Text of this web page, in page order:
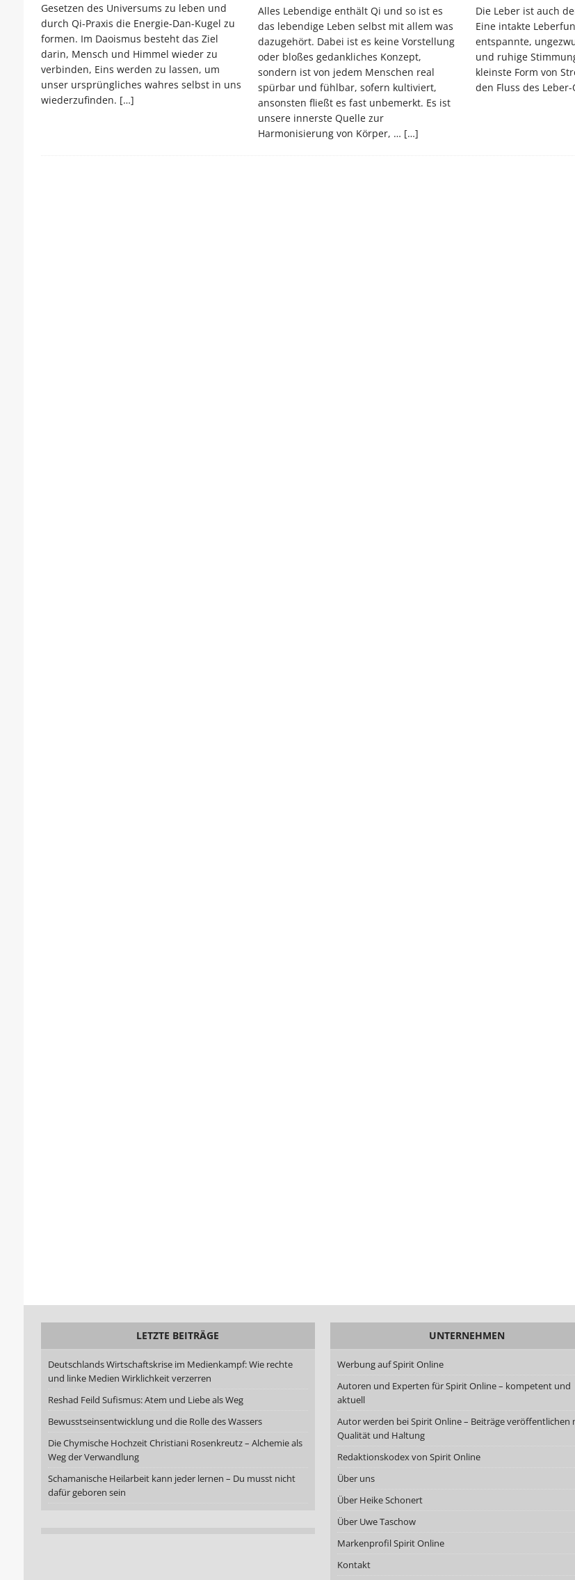
Gesetzen des Universums zu leben und
durch Qi-Praxis die Energie-Dan-Kugel zu
formen. Im Daoismus besteht das Ziel
darin, Mensch und Himmel wieder zu
verbinden, Eins werden zu lassen, um
unser ursprüngliches wahres selbst in uns
wiederzufinden. […]
Alles Lebendige enthält Qi und so ist es
das lebendige Leben selbst mit allem was
dazugehört. Dabei ist es keine Vorstellung
oder bloßes gedankliches Konzept,
sondern ist von jedem Menschen real
spürbar und fühlbar, sofern kultiviert,
ansonsten fließt es fast unbemerkt. Es ist
unsere innerste Quelle zur
Harmonisierung von Körper, … […]
Die Leber ist auch
Eine intakte
entspannte,
und ruhige
kleinste Form von
den Fluss des
LETZTE BEITRÄGE
Deutschlands Wirtschaftskrise im Medienkampf: Wie rechte
und linke Medien Wirklichkeit verzerren
Reshad Feild Sufismus: Atem und Liebe als Weg
Bewusstseinsentwicklung und die Rolle des Wassers
Die Chymische Hochzeit Christiani Rosenkreutz – Alchemie als
Weg der Verwandlung
Schamanische Heilarbeit kann jeder lernen – Du musst nicht
dafür geboren sein
UNTERNEHMEN
Werbung auf Spirit Online
Autoren und Experten für Spirit Online – kompetent und
aktuell
Autor werden bei Spirit Online – Beiträge veröffentlichen
Qualität und Haltung
Redaktionskodex von Spirit Online
Über uns
Über Heike Schonert
Über Uwe Taschow
Markenprofil Spirit Online
Kontakt